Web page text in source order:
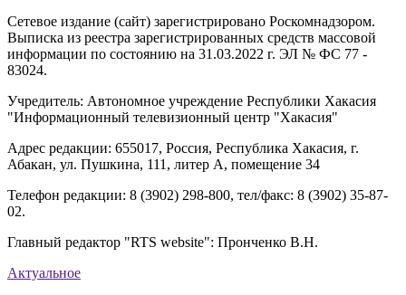
Сетевое издание (сайт) зарегистрировано Роскомнадзором.
Выписка из реестра зарегистрированных средств массовой
информации по состоянию на 31.03.2022 г. ЭЛ № ФС 77 -
83024.
Учредитель: Автономное учреждение Республики Хакасия
"Информационный телевизионный центр "Хакасия"
Адрес редакции: 655017, Россия, Республика Хакасия, г.
Абакан, ул. Пушкина, 111, литер А, помещение 34
Телефон редакции: 8 (3902) 298-800, тел/факс: 8 (3902) 35-87-
02.
Главный редактор "RTS website": Пронченко В.Н.
Актуальное